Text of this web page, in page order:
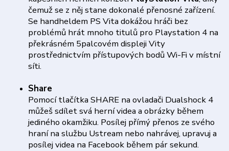
čemuž se z něj stane dokonalé přenosné zařízení.
Se handheldem PS Vita dokážou hráči bez
problémů hrát mnoho titulů pro Playstation 4 na
překrásném 5palcovém displeji Vity
prostřednictvím přístupových bodů Wi-Fi v místní
síti.
Share
Pomocí tlačítka SHARE na ovladači Dualshock 4
můžeš sdílet svá herní videa a obrázky během
jediného okamžiku. Posílej přímý přenos ze svého
hraní na službu Ustream nebo nahrávej, upravuj a
posílej videa na Facebook během pár sekund.